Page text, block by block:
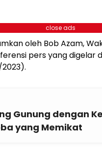
close ads
oleh Bob Azam,
pers yang digelar
Gunung dengan
yang Memikat